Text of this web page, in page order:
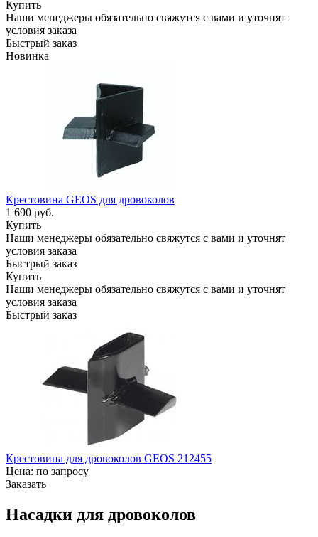
Купить
Наши менеджеры обязательно свяжутся с вами и уточнят
условия заказа
Быстрый заказ
Новинка
Крестовина GEOS для дровоколов
1 690 руб.
Купить
Наши менеджеры обязательно свяжутся с вами и уточнят
условия заказа
Быстрый заказ
Купить
Наши менеджеры обязательно свяжутся с вами и уточнят
условия заказа
Быстрый заказ
Крестовина для дровоколов GEOS 212455
Цена: по запросу
Заказать
Насадки для дровоколов